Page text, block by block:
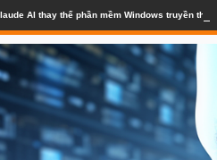
AI thay thế phần mềm Windows truyền thống